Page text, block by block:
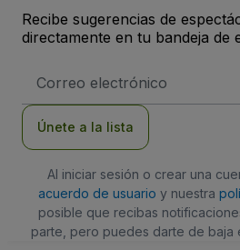
Recibe sugerencias de
directamente en tu bandeja de
de
Únete a la lista
Al iniciar sesión o crear una
acuerdo de usuario y nuestra
posible que recibas
parte, pero puedes darte de baja